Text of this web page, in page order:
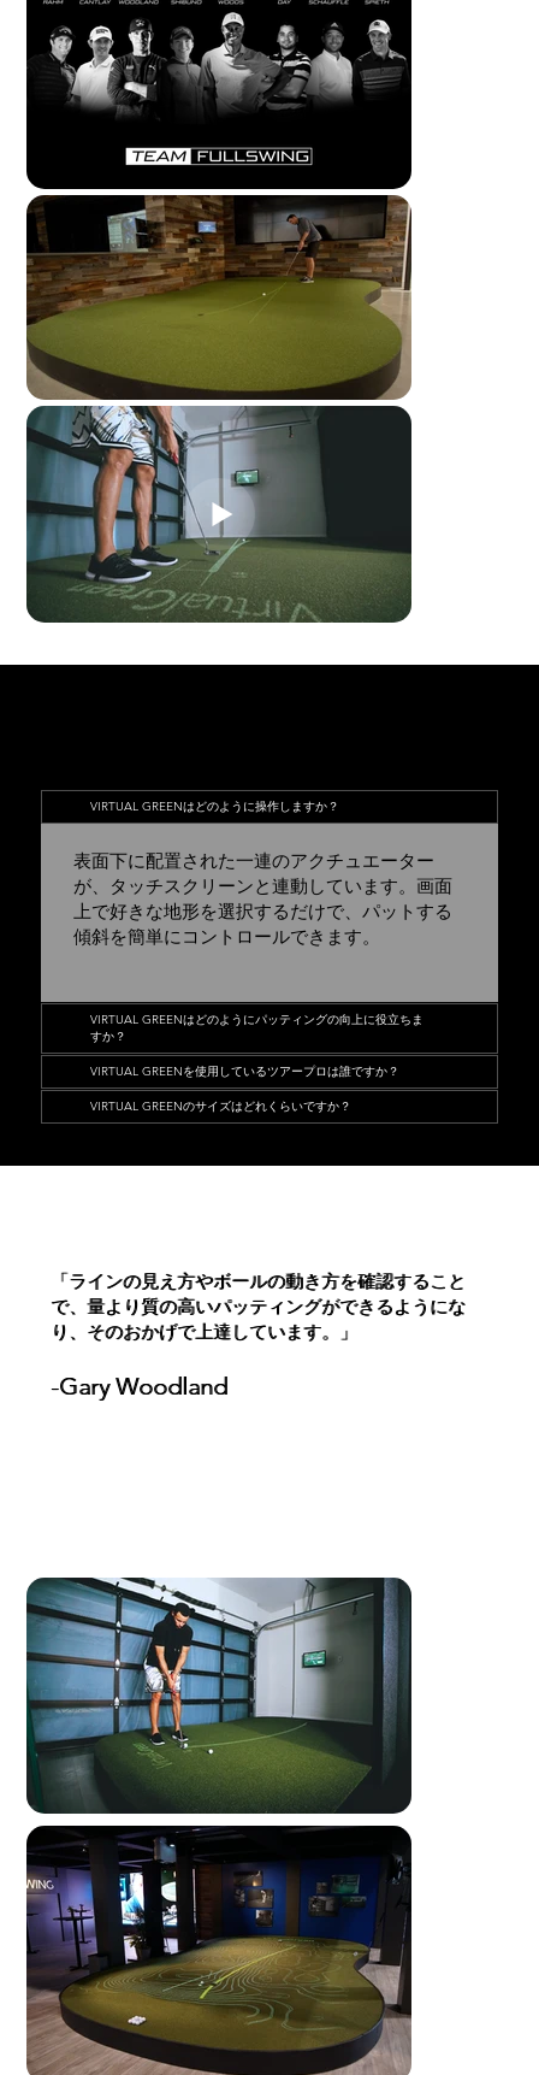
VIRTUAL GREENはどのように操作しますか？
表面下に配置された一連のアクチュエーター
が、タッチスクリーンと連動しています。画面
上で好きな地形を選択するだけで、パットする
傾斜を簡単にコントロールできます。
VIRTUAL GREENはどのようにパッティングの向上に役立ちま
すか？
VIRTUAL GREENを使用しているツアープロは誰ですか？
VIRTUAL GREENのサイズはどれくらいですか？
「ラインの見え方やボールの動き方を確認すること
で、量より質の高いパッティングができるようにな
り、そのおかげで上達しています。」
-Gary Woodland
「ラインの見え方やボールの動き方を確認すること
で、量より質の高いパッティングができるようにな
り、そのおかげで上達しています。」
-Gary Woodland